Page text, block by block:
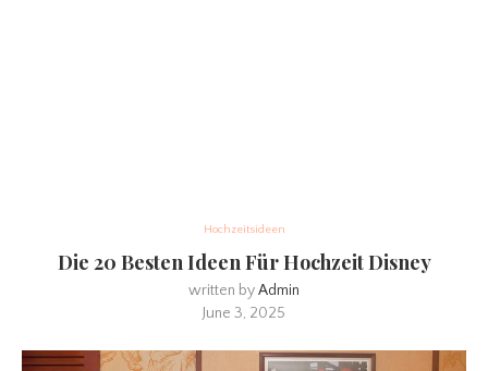
Hochzeitsideen
Die 20 Besten Ideen Für Hochzeit Disney
written byAdmin
June 3, 2025